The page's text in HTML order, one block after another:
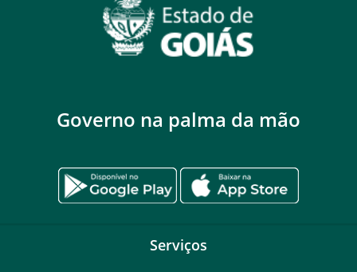
Governo na palma da mão
Serviços